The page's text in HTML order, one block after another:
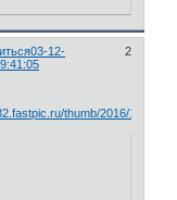
2
03-12-